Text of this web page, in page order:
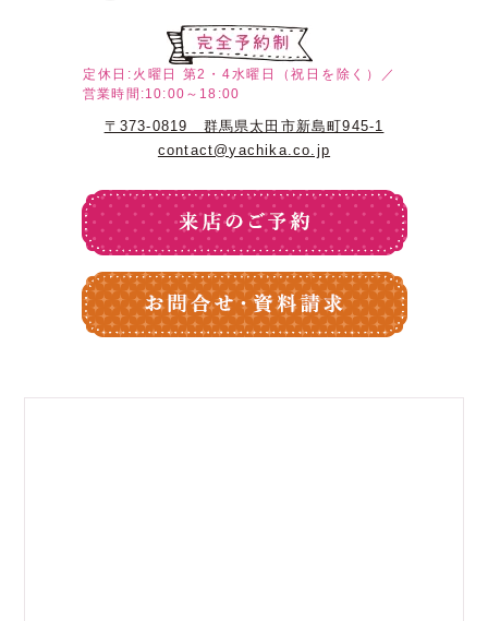
定休日:火曜日
第2・4水曜日（祝日を除く）／
営業時間:10:00～18:00
〒373-0819 群馬県太田市新島町945-1
contact@yachika.co.jp